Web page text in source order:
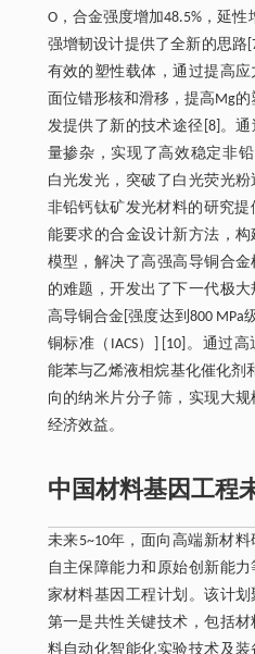
O，合金强度增加48.5%，延
强增韧设计提供了全新的思路
有效的塑性载体，通过提高
面位错形核和滑移，提高Mg
发提供了新的技术途径[8]。
量掺杂，实现了高效稳定非铅
白光发光，突破了白光荧光
非铅钙钛矿发光材料的研究
能要求的合金设计新方法，
模型，解决了高强高导铜合
的难题，开发出了下一代极
高导铜合金[强度达到800 MPa
铜标准（IACS）] [10]。通过
能苯与乙烯液相烷基化催化剂
向的纳米片分子筛，实现大
经济效益。
中国材料基因工程
未来5~10年，面向高端新材
自主保障能力和原始创新能
家材料基因工程计划。该计划
第一是共性关键技术，包括
料自动化智能化实验技术及